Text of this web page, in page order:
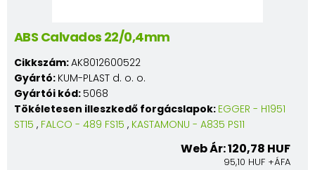
ABS Calvados 22/0,4mm
Cikkszám:AK8012600522
Gyártó: KUM-PLAST d. o. o.
Gyártói kód: 5068
Tökéletesen illeszkedő forgácslapok: EGGER - H1951
ST15 , FALCO - 489 FS15 , KASTAMONU - A835 PS11
Web Ár: 120,78 HUF
95,10 HUF +ÁFA